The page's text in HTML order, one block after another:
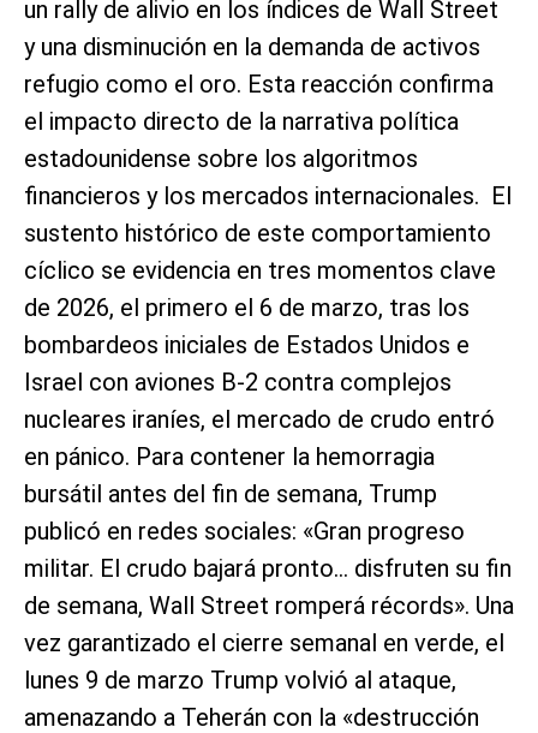
un rally de alivio en los índices de Wall Street
y una disminución en la demanda de activos
refugio como el oro. Esta reacción confirma
el impacto directo de la narrativa política
estadounidense sobre los algoritmos
financieros y los mercados internacionales. El
sustento histórico de este comportamiento
cíclico se evidencia en tres momentos clave
de 2026, el primero el 6 de marzo, tras los
bombardeos iniciales de Estados Unidos e
Israel con aviones B-2 contra complejos
nucleares iraníes, el mercado de crudo entró
en pánico. Para contener la hemorragia
bursátil antes del fin de semana, Trump
publicó en redes sociales: «Gran progreso
militar. El crudo bajará pronto… disfruten su fin
de semana, Wall Street romperá récords». Una
vez garantizado el cierre semanal en verde, el
lunes 9 de marzo Trump volvió al ataque,
amenazando a Teherán con la «destrucción